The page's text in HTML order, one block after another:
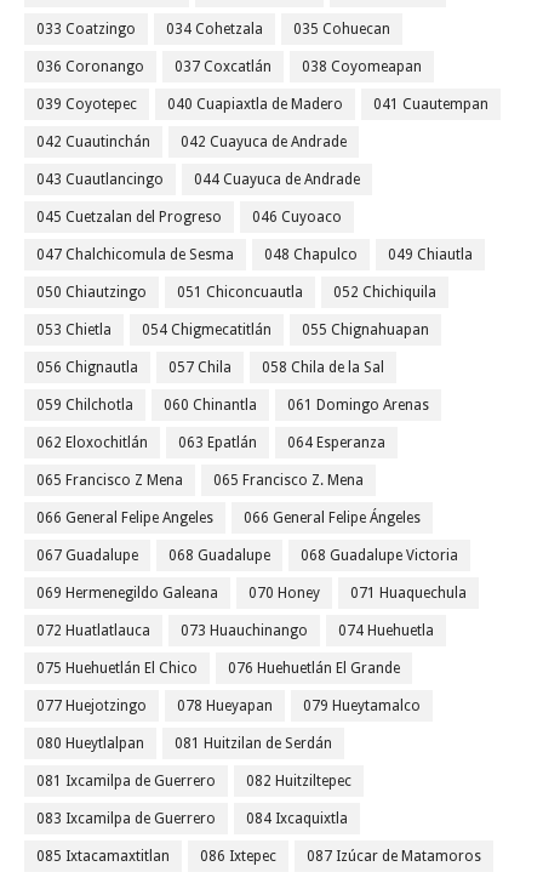
033 Coatzingo 034 Cohetzala 035 Cohuecan
036 Coronango 037 Coxcatlán 038 Coyomeapan
039 Coyotepec 040 Cuapiaxtla de Madero 041 Cuautempan
042 Cuautinchán 042 Cuayuca de Andrade
043 Cuautlancingo 044 Cuayuca de Andrade
045 Cuetzalan del Progreso 046 Cuyoaco
047 Chalchicomula de Sesma 048 Chapulco 049 Chiautla
050 Chiautzingo 051 Chiconcuautla 052 Chichiquila
053 Chietla 054 Chigmecatitlán 055 Chignahuapan
056 Chignautla 057 Chila 058 Chila de la Sal
059 Chilchotla 060 Chinantla 061 Domingo Arenas
062 Eloxochitlán 063 Epatlán 064 Esperanza
065 Francisco Z Mena 065 Francisco Z. Mena
066 General Felipe Angeles 066 General Felipe Ángeles
067 Guadalupe 068 Guadalupe 068 Guadalupe Victoria
069 Hermenegildo Galeana 070 Honey 071 Huaquechula
072 Huatlatlauca 073 Huauchinango 074 Huehuetla
075 Huehuetlán El Chico 076 Huehuetlán El Grande
077 Huejotzingo 078 Hueyapan 079 Hueytamalco
080 Hueytlalpan 081 Huitzilan de Serdán
081 Ixcamilpa de Guerrero 082 Huitziltepec
083 Ixcamilpa de Guerrero 084 Ixcaquixtla
085 Ixtacamaxtitlan 086 Ixtepec 087 Izúcar de Matamoros